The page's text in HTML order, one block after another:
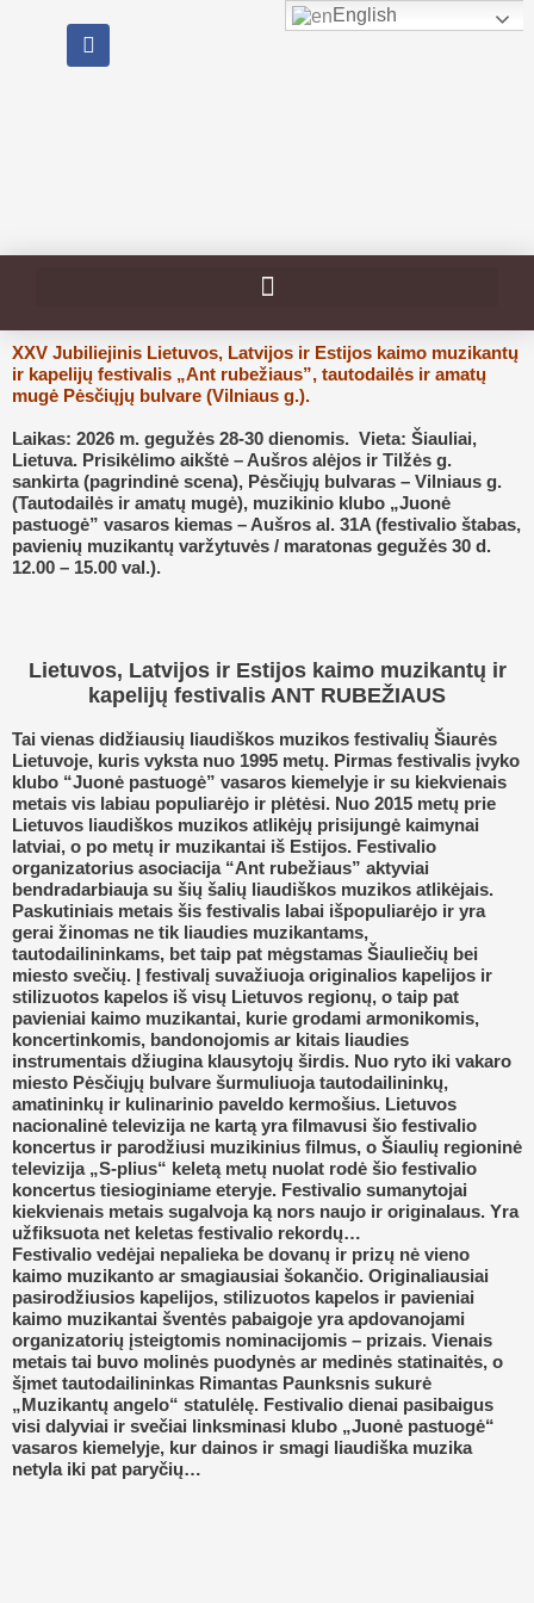
F
a
XXV Jubiliejinis Lietuvos, Latvijos ir Estijos kaimo muzikantų
ir kapelijų festivalis „Ant rubežiaus”, tautodailės ir amatų
mugė Pėsčiųjų bulvare (Vilniaus g.).
Laikas: 2026 m. gegužės 28-30 dienomis. Vieta: Šiauliai,
Lietuva. Prisikėlimo aikštė – Aušros alėjos ir Tilžės g.
sankirta (pagrindinė scena), Pėsčiųjų bulvaras – Vilniaus g.
(Tautodailės ir amatų mugė), muzikinio klubo „Juonė
pastuogė” vasaros kiemas – Aušros al. 31A (festivalio štabas,
pavienių muzikantų varžytuvės / maratonas gegužės 30 d.
12.00 – 15.00 val.).
Lietuvos, Latvijos ir Estijos kaimo muzikantų ir
kapelijų festivalis ANT RUBEŽIAUS
Tai vienas didžiausių liaudiškos muzikos festivalių Šiaurės
Lietuvoje, kuris vyksta nuo 1995 metų. Pirmas festivalis įvyko
klubo “Juonė pastuogė” vasaros kiemelyje ir su kiekvienais
metais vis labiau populiarėjo ir plėtėsi. Nuo 2015 metų prie
Lietuvos liaudiškos muzikos atlikėjų prisijungė kaimynai
latviai, o po metų ir muzikantai iš Estijos. Festivalio
organizatorius asociacija “Ant rubežiaus” aktyviai
bendradarbiauja su šių šalių liaudiškos muzikos atlikėjais.
Paskutiniais metais šis festivalis labai išpopuliarėjo ir yra
gerai žinomas ne tik liaudies muzikantams,
tautodailininkams, bet taip pat mėgstamas Šiauliečių bei
miesto svečių. Į festivalį suvažiuoja originalios kapelijos ir
stilizuotos kapelos iš visų Lietuvos regionų, o taip pat
pavieniai kaimo muzikantai, kurie grodami armonikomis,
koncertinkomis, bandonojomis ar kitais liaudies
instrumentais džiugina klausytojų širdis. Nuo ryto iki vakaro
miesto Pėsčiųjų bulvare šurmuliuoja tautodailininkų,
amatininkų ir kulinarinio paveldo kermošius. Lietuvos
nacionalinė televizija ne kartą yra filmavusi šio festivalio
koncertus ir parodžiusi muzikinius filmus, o Šiaulių regioninė
televizija „S-plius“ keletą metų nuolat rodė šio festivalio
koncertus tiesioginiame eteryje. Festivalio sumanytojai
kiekvienais metais sugalvoja ką nors naujo ir originalaus. Yra
užfiksuota net keletas festivalio rekordų…
Festivalio vedėjai nepalieka be dovanų ir prizų nė vieno
kaimo muzikanto ar smagiausiai šokančio. Originaliausiai
pasirodžiusios kapelijos, stilizuotos kapelos ir pavieniai
kaimo muzikantai šventės pabaigoje yra apdovanojami
organizatorių įsteigtomis nominacijomis – prizais. Vienais
metais tai buvo molinės puodynės ar medinės statinaitės, o
šįmet tautodailininkas Rimantas Paunksnis sukurė
„Muzikantų angelo“ statulėlę. Festivalio dienai pasibaigus
visi dalyviai ir svečiai linksminasi klubo „Juonė pastuogė“
vasaros kiemelyje, kur dainos ir smagi liaudiška muzika
netyla iki pat paryčių…
English